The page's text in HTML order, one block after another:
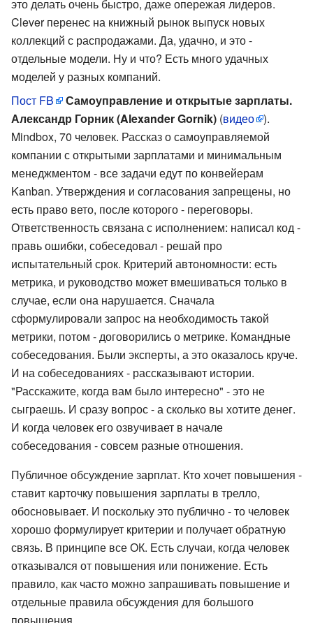
это делать очень быстро, даже опережая лидеров.
Clever перенес на книжный рынок выпуск новых
коллекций с распродажами. Да, удачно, и это -
отдельные модели. Ну и что? Есть много удачных
моделей у разных компаний.
Пост FB
Самоуправление и открытые зарплаты.
Александр Горник (Alexander Gornik) (видео ).
Mindbox, 70 человек. Рассказ о самоуправляемой
компании с открытыми зарплатами и минимальным
менеджментом - все задачи едут по конвейерам
Kanban. Утверждения и согласования запрещены, но
есть право вето, после которого - переговоры.
Ответственность связана с исполнением: написал код -
правь ошибки, собеседовал - решай про
испытательный срок. Критерий автономности: есть
метрика, и руководство может вмешиваться только в
случае, если она нарушается. Сначала
сформулировали запрос на необходимость такой
метрики, потом - договорились о метрике. Командные
собеседования. Были эксперты, а это оказалось круче.
И на собеседованиях - рассказывают истории.
"Расскажите, когда вам было интересно" - это не
сыграешь. И сразу вопрос - а сколько вы хотите денег.
И когда человек его озвучивает в начале
собеседования - совсем разные отношения.
Публичное обсуждение зарплат. Кто хочет повышения -
ставит карточку повышения зарплаты в трелло,
обосновывает. И поскольку это публично - то человек
хорошо формулирует критерии и получает обратную
связь. В принципе все ОК. Есть случаи, когда человек
отказывался от повышения или понижение. Есть
правило, как часто можно запрашивать повышение и
отдельные правила обсуждения для большого
повышения.